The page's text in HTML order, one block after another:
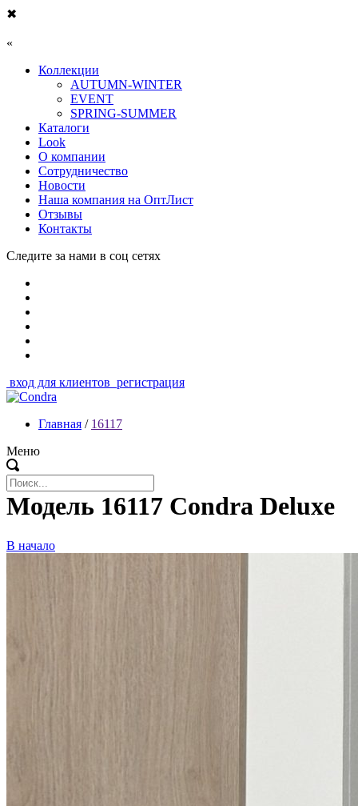
✖
«
Коллекции
AUTUMN-WINTER
EVENT
SPRING-SUMMER
Каталоги
Look
О компании
Сотрудничество
Новости
Наша компания на ОптЛист
Отзывы
Контакты
Следите за нами в соц сетях
вход для клиентов регистрация
Главная / 16117
Меню
Модель 16117 Condra Deluxe
В начало